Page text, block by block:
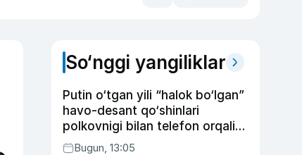
So‘nggi yangiliklar
Putin o‘tgan yili “halok bo‘lgan”
havo-desant qo‘shinlari
polkovnigi bilan telefon orqali
suhbatlashdi
Bugun, 13:05